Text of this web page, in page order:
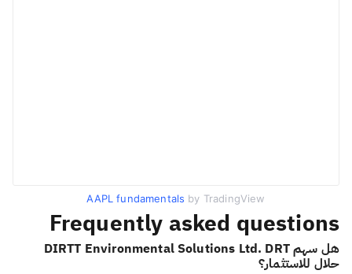
AAPL fundamentals by TradingView
Frequently asked questions
هل سهم DIRTT Environmental Solutions Ltd. DRT
حلال للاستثمار؟